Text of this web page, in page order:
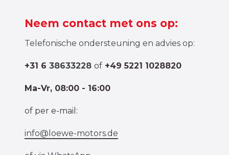
Neem contact met ons op:
Telefonische ondersteuning en advies op:
+31 6 38633228 of +49 5221 1028820
Ma-Vr, 08:00 - 16:00
of per e-mail:
info@loewe-motors.de